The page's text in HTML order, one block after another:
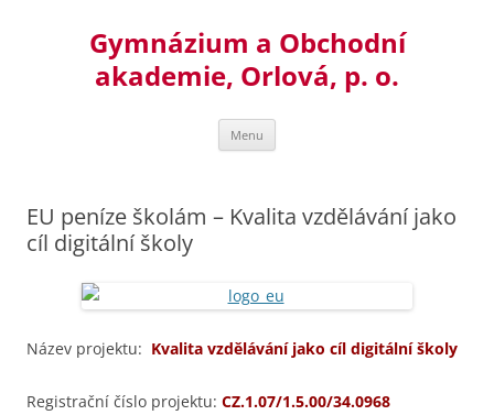
Gymnázium a Obchodní
akademie, Orlová, p. o.
Menu
EU peníze školám – Kvalita vzdělávání jako
cíl digitální školy
Název projektu: Kvalita vzdělávání jako cíl digitální školy
Registrační číslo projektu: CZ.1.07/1.5.00/34.0968